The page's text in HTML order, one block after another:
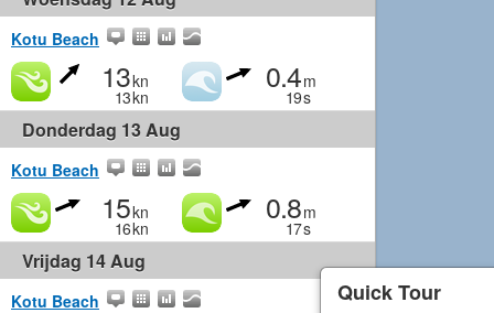
Kotu Beach
13kn
13kn
0.4m
19s
Donderdag 13 Aug
Kotu Beach
15kn
16kn
0.8m
17s
Vrijdag 14 Aug
Kotu Beach Quick Tour